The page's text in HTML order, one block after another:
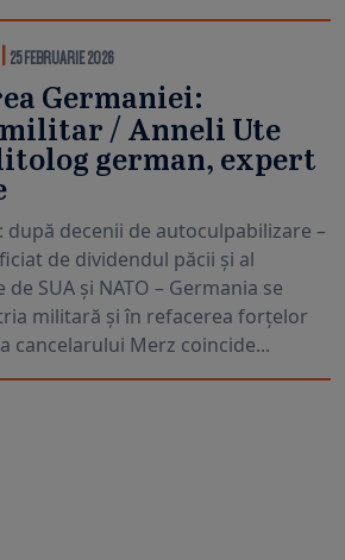
25 FEBRUARIE 2026
Germaniei:
militar / Anneli Ute
german, expert
după decenii de autoculpabilizare –
de dividendul păcii și al
SUA și NATO – Germania se
militară și în refacerea forțelor
cancelarului Merz coincide...